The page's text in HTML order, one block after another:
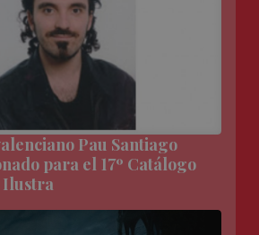
Pau Santiago
para el 17º Catálogo
Ilustra